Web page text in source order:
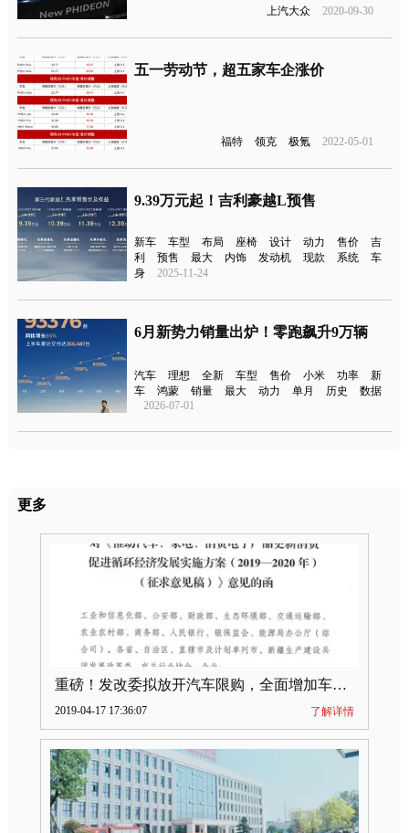
上汽大众 2020-09-30
五一劳动节，超五家车企涨价
福特 领克 极氪 2022-05-01
9.39万元起！吉利豪越L预售
新车 车型 布局 座椅 设计 动力 售价
吉
利
预售 最大 内饰 发动机 现款 系统
车
身
2025-11-24
6月新势力销量出炉！零跑飙升9万辆
汽车 理想 全新 车型 售价 小米 功率
新
车
鸿蒙 销量 最大 动力 单月 历史
数据
2026-07-01
更多
重磅！发改委拟放开汽车限购，全面增加车牌指标
2019-04-17 17:36:07 了解详情